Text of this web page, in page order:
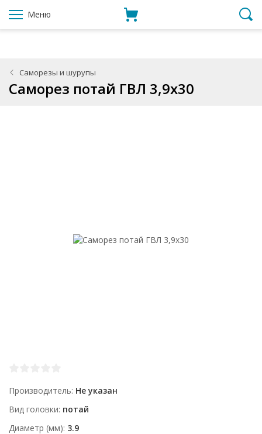
Меню
Саморезы и шурупы
Саморез потай ГВЛ 3,9x30
Производитель Не указан
Вид головки потай
Диаметр (мм) 3.9